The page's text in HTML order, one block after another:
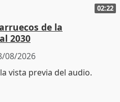
02:22
de la
2030
08/2026